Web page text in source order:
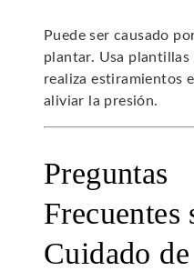
Puede ser causado
plantar. Usa
realiza estiramientos
aliviar la presión.
Preguntas
Frecuentes
Cuidado